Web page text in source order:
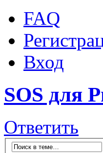
FAQ
Вход
SOS для
Ответить